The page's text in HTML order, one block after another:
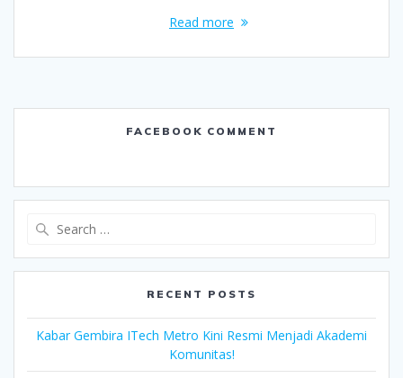
Read more
FACEBOOK COMMENT
RECENT POSTS
Kabar Gembira ITech Metro Kini Resmi Menjadi Akademi
Komunitas!